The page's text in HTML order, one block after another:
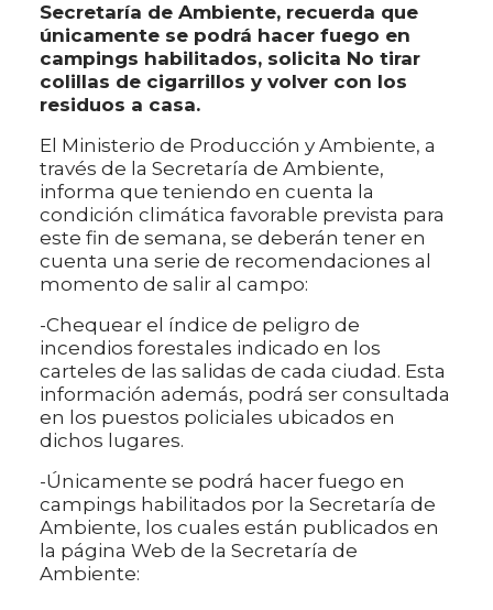
Secretaría de Ambiente, recuerda que
únicamente se podrá hacer fuego en
campings habilitados, solicita No tirar
colillas de cigarrillos y volver con los
residuos a casa.
El Ministerio de Producción y Ambiente, a
través de la Secretaría de Ambiente,
informa que teniendo en cuenta la
condición climática favorable prevista para
este fin de semana, se deberán tener en
cuenta una serie de recomendaciones al
momento de salir al campo:
-Chequear el índice de peligro de
incendios forestales indicado en los
carteles de las salidas de cada ciudad. Esta
información además, podrá ser consultada
en los puestos policiales ubicados en
dichos lugares.
-Únicamente se podrá hacer fuego en
campings habilitados por la Secretaría de
Ambiente, los cuales están publicados en
la página Web de la Secretaría de
Ambiente: